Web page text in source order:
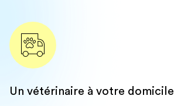
Un vétérinaire à votre domicile